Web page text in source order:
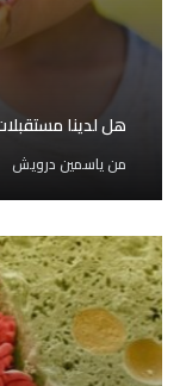
هل لدينا
منياسمين درويش